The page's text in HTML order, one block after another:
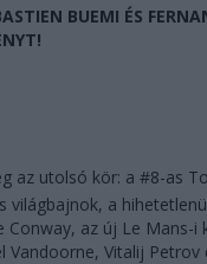
BUEMI ÉS
az utolsó kör: a #8-as
világbajnok, a
Conway, az új Le
Vitalij Petrov